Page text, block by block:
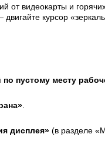
от видеокарты и
курсор
по пустому месту
.
дисплея» (в разделе